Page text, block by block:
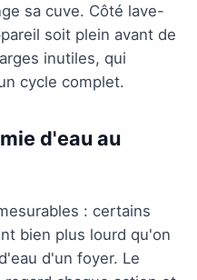
sa cuve. Côté lave-
soit plein avant de
inutiles, qui
cycle complet.
d'eau au
: certains
bien plus lourd qu'on
d'un foyer. Le